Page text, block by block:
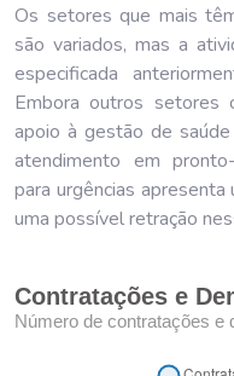
Os setores que mais
são variados, mas a
especificada
Embora outros setores
apoio à gestão de
atendimento em
para urgências
uma possível retração
Contratações e
Número de contratações e